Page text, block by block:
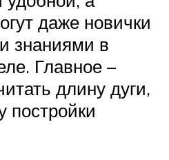
даже новички
знаниями в
Главное –
длину дуги,
постройки